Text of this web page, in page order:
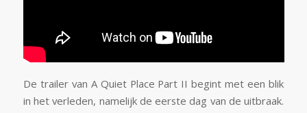
De trailer van A Quiet Place Part II begint met een blik
in het verleden, namelijk de eerste dag van de uitbraak.